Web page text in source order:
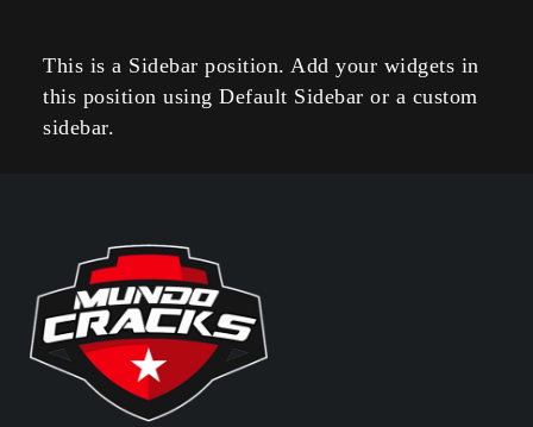
This is a Sidebar position. Add your widgets in
this position using Default Sidebar or a custom
sidebar.